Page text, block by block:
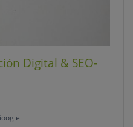
Digital & SEO-